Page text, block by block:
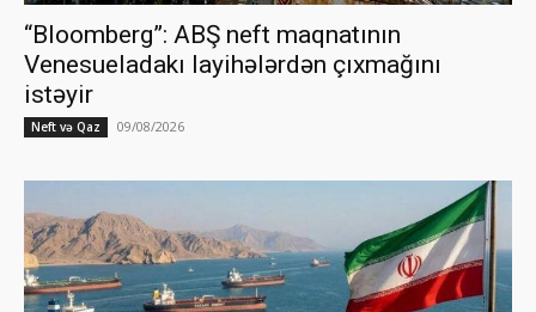
“Bloomberg”: ABŞ neft maqnatının
Venesueladakı layihələrdən çıxmağını
istəyir
Neft və Qaz 09/08/2026